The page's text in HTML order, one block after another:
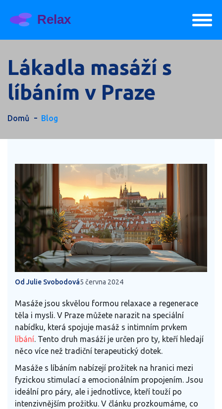
Lákadla masáží s
líbáním v Praze
Domů Blog
Od Julie Svobodová5 června 2024
Masáže jsou skvělou formou relaxace a regenerace
těla i mysli. V Praze můžete narazit na speciální
nabídku, která spojuje masáž s intimním prvkem
líbání. Tento druh masáží je určen pro ty, kteří hledají
něco více než tradiční terapeutický dotek.
Masáže s líbáním nabízejí prožitek na hranici mezi
fyzickou stimulací a emocionálním propojením. Jsou
ideální pro páry, ale i jednotlivce, kteří touží po
intenzivnějším prožitku. V článku prozkoumáme, co